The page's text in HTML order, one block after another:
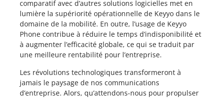
comparatif avec d’autres solutions logicielles met en
lumière la supériorité opérationnelle de Keyyo dans le
domaine de la mobilité. En outre, l’usage de Keyyo
Phone contribue à réduire le temps d’indisponibilité et
à augmenter l’efficacité globale, ce qui se traduit par
une meilleure rentabilité pour l’entreprise.
Les révolutions technologiques transformeront à
jamais le paysage de nos communications
d’entreprise. Alors, qu’attendons-nous pour propulser